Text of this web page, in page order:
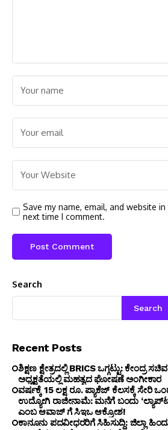
Save my name, email, and website
next time I comment.
Search
Search
Recent Posts
ಶಿಕ್ಷಣ ಕ್ಷೇತ್ರದಲ್ಲಿ BRICS ಒಗ್ಗಟ್ಟು: ಕೇಂದ್ರ
ಅಧ್ಯಕ್ಷತೆಯಲ್ಲಿ ಮಹತ್ವದ ಘೋಷಣೆ ಅಂಗೀಕಾರ
ವರ್ಷಕ್ಕೆ 15 ಲಕ್ಷ ರೂ. ಪ್ಯಾಕೆಜ್ ಕೆಲಸಕ್ಕೆ ಸೇರಿ
ಉದ್ಯೋಗಿ ರಾಜೀನಾಮೆ: ಮನೆಗೆ ಬಂದು
ಎಂಬ ಆವಾಜ್ ಗೆ ಸಿಇಒ ಆಕ್ರೋಶ!
ಕಾನೂನು ಪದವೀಧರರಿಗೆ ಸಿಹಿಸುದ್ದಿ: ಜಿಲ್ಲಾ